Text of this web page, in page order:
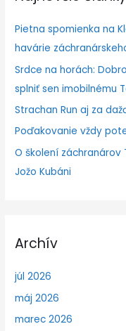
a
ť
:
Pietna spomienka na
havárie
Srdce na horách:
splniť sen imobilnému
Strachan Run aj za
Poďakovanie vždy
O školení záchranárov
Jožo Kubáni
Archív
júl 2026
máj 2026
marec 2026